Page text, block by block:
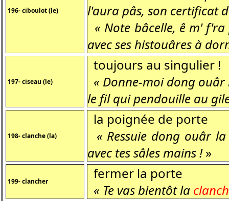
196- ciboulot (le)
l'aura pâs, son certificat
« Note bâcelle, ê m'
avec ses histouâres à
197- ciseau (le)
toujours au singulier !
« Donne-moi dong
le fil qui pendouille au
198- clanche (la)
la poignée de porte
« Ressuie dong ouâr
avec tes sâles mains !»
199- clancher
fermer la porte
« Te vas bientôt la